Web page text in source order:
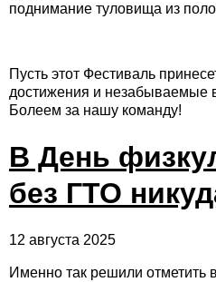
поднимание туловища из
Пусть этот Фестиваль
достижения и незабываемые
Болеем за нашу команду!
В День
без ГТО
12 августа 2025
Именно так решили отметить